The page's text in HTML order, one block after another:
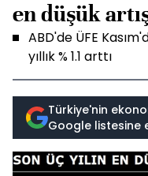
en düşük
ABD'de ÜFE
yıllık % 1.1 arttı
Türkiye'nin
Google listesine